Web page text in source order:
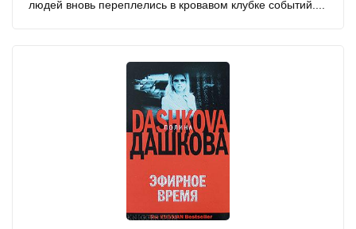
людей вновь переплелись в кровавом клубке событий....